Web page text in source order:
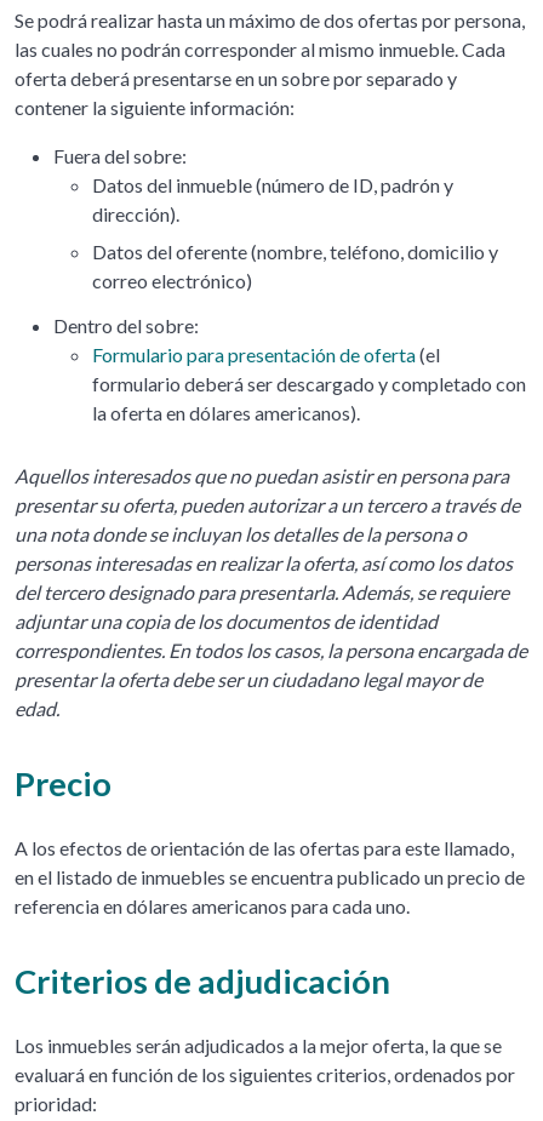
Se podrá realizar hasta un máximo de dos ofertas por persona,
las cuales no podrán corresponder al mismo inmueble. Cada
oferta deberá presentarse en un sobre por separado y
contener la siguiente información:
Fuera del sobre:
Datos del inmueble (número de ID, padrón y
dirección).
Datos del oferente (nombre, teléfono, domicilio y
correo electrónico)
Dentro del sobre:
Formulario para presentación de oferta(el
formulario deberá ser descargado y completado con
la oferta en dólares americanos).
Aquellos interesados que no puedan asistir en persona para
presentar su oferta, pueden autorizar a un tercero a través de
una nota donde se incluyan los detalles de la persona o
personas interesadas en realizar la oferta, así como los datos
del tercero designado para presentarla. Además, se requiere
adjuntar una copia de los documentos de identidad
correspondientes. En todos los casos, la persona encargada de
presentar la oferta debe ser un ciudadano legal mayor de
edad.
Precio
A los efectos de orientación de las ofertas para este llamado,
en el listado de inmuebles se encuentra publicado un precio de
referencia en dólares americanos para cada uno.
Criterios de adjudicación
Los inmuebles serán adjudicados a la mejor oferta, la que se
evaluará en función de los siguientes criterios, ordenados por
prioridad: